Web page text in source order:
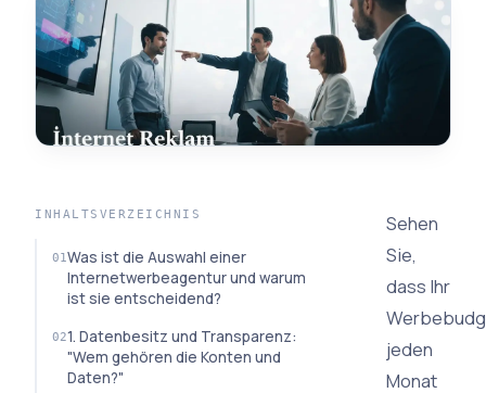
INHALTSVERZEICHNIS
Was ist die Auswahl einer
Internetwerbeagentur und warum
ist sie entscheidend?
1. Datenbesitz und Transparenz:
"Wem gehören die Konten und
Daten?"
Sehen
Sie,
dass Ihr
jeden
Monat